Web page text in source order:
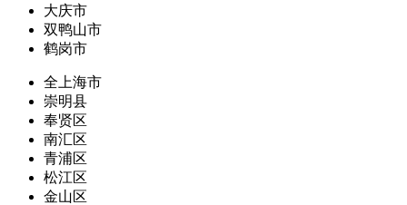
大庆市
双鸭山市
鹤岗市
全上海市
崇明县
奉贤区
南汇区
青浦区
松江区
金山区